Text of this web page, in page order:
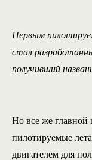
Первым
стал
получивший
Но все же главной
пилотируемые
двигателем для